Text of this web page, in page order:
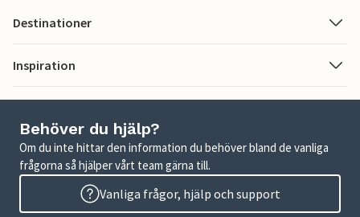
Destinationer
Inspiration
Behöver du hjälp?
Om du inte hittar den information du behöver bland de vanliga
frågorna så hjälper vårt team gärna till.
Vanliga frågor, hjälp och support